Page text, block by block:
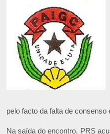
pelo facto da falta de consenso
Na saída do encontro, PRS